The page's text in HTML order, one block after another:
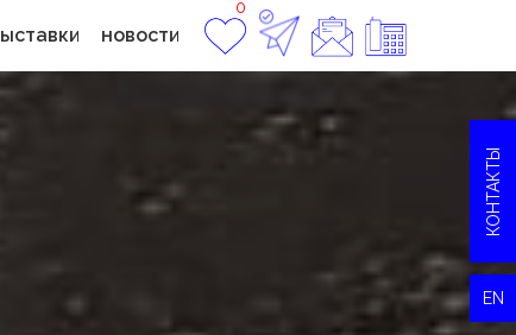
новости
0
EN
КОНТАКТЫ